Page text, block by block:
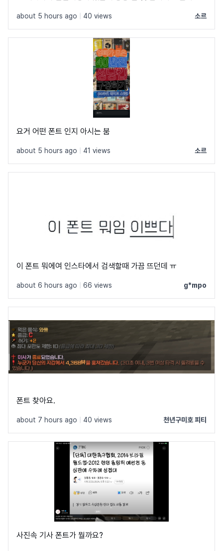
about 5 hours ago 40 views 소르
요거 어떤 폰트 인지 아시는 붐
about 5 hours ago 41 views 소르
이 폰트 뭐에여 인스타에서 검색할때 가끔 뜨던데 ㅠ
about 6 hours ago 66 views g*mpo
폰트 찾아요.
about 7 hours ago 40 views 천년구미호 피티
사진속 기사 폰트가 뭘까요?